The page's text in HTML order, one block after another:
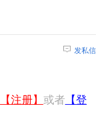
发私信
【注册】 或者 【登